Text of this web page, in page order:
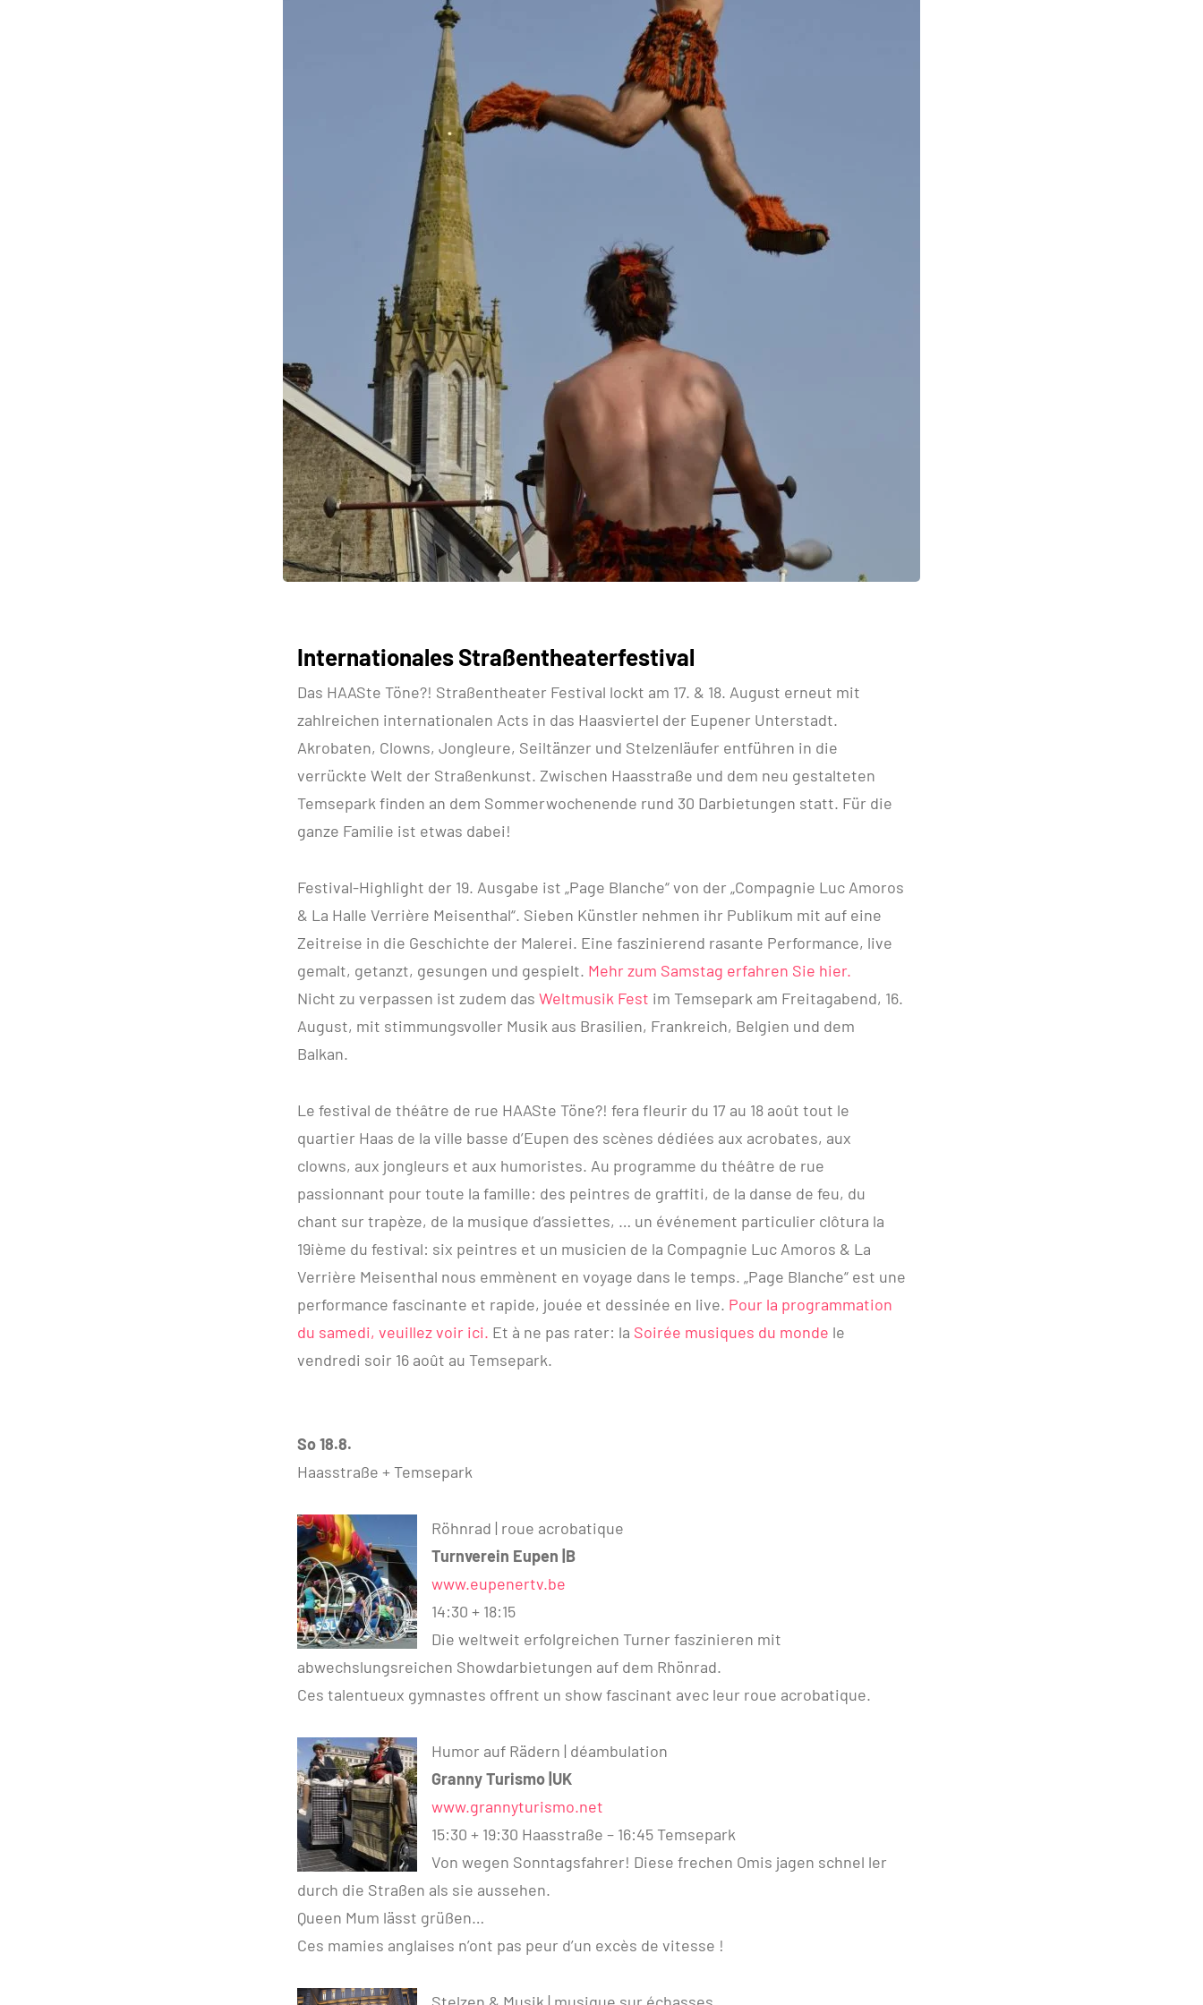
Internationales Straßentheaterfestival
Das HAASte Töne?! Straßentheater Festival lockt am 17. & 18. August erneut mit
zahlreichen internationalen Acts in das Haasviertel der Eupener Unterstadt.
Akrobaten, Clowns, Jongleure, Seiltänzer und Stelzenläufer entführen in die
verrückte Welt der Straßenkunst. Zwischen Haasstraße und dem neu gestalteten
Temsepark finden an dem Sommerwochenende rund 30 Darbietungen statt. Für die
ganze Familie ist etwas dabei!
Festival-Highlight der 19. Ausgabe ist „Page Blanche“ von der „Compagnie Luc Amoros
& La Halle Verrière Meisenthal“. Sieben Künstler nehmen ihr Publikum mit auf eine
Zeitreise in die Geschichte der Malerei. Eine faszinierend rasante Performance, live
gemalt, getanzt, gesungen und gespielt. Mehr zum Samstag erfahren Sie hier.
Nicht zu verpassen ist zudem das Weltmusik Fest im Temsepark am Freitagabend, 16.
August, mit stimmungsvoller Musik aus Brasilien, Frankreich, Belgien und dem
Balkan.
Le festival de théâtre de rue HAASte Töne?! fera fleurir du 17 au 18 août tout le
quartier Haas de la ville basse d’Eupen des scènes dédiées aux acrobates, aux
clowns, aux jongleurs et aux humoristes. Au programme du théâtre de rue
passionnant pour toute la famille: des peintres de graffiti, de la danse de feu, du
chant sur trapèze, de la musique d’assiettes, … un événement particulier clôtura la
19ième du festival: six peintres et un musicien de la Compagnie Luc Amoros & La
Verrière Meisenthal nous emmènent en voyage dans le temps. „Page Blanche“ est une
performance fascinante et rapide, jouée et dessinée en live. Pour la programmation
du samedi, veuillez voir ici. Et à ne pas rater: la Soirée musiques du monde le
vendredi soir 16 août au Temsepark.
So 18.8.
Haasstraße + Temsepark
Röhnrad | roue acrobatique
Turnverein Eupen |B
www.eupenertv.be
14:30 + 18:15
Die weltweit erfolgreichen Turner faszinieren mit
abwechslungsreichen Showdarbietungen auf dem Rhönrad.
Ces talentueux gymnastes offrent un show fascinant avec leur roue acrobatique.
Humor auf Rädern | déambulation
Granny Turismo |UK
www.grannyturismo.net
15:30 + 19:30 Haasstraße – 16:45 Temsepark
Von wegen Sonntagsfahrer! Diese frechen Omis jagen schnel ler
durch die Straßen als sie aussehen.
Queen Mum lässt grüßen…
Ces mamies anglaises n’ont pas peur d’un excès de vitesse !